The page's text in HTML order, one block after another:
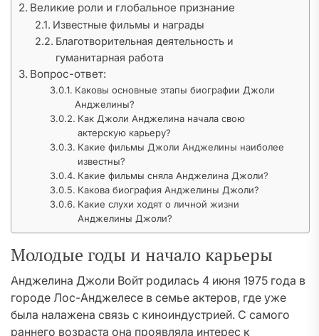
Великие роли и глобальное признание
Известные фильмы и награды
Благотворительная деятельность и
гуманитарная работа
Вопрос-ответ:
Каковы основные этапы биографии Джоли
Анджелины?
Как Джоли Анджелина начала свою
актерскую карьеру?
Какие фильмы Джоли Анджелины наиболее
известны?
Какие фильмы сняла Анджелина Джоли?
Какова биография Анджелины Джоли?
Какие слухи ходят о личной жизни
Анджелины Джоли?
Молодые годы и начало карьеры
Анджелина Джоли Войт родилась 4 июня 1975 года в
городе Лос-Анджелесе в семье актеров, где уже
была налажена связь с киноиндустрией. С самого
раннего возраста она проявляла интерес к